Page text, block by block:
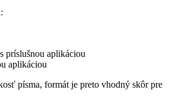
príslušnou aplikáciou
aplikáciou
písma, formát je preto vhodný skôr pre